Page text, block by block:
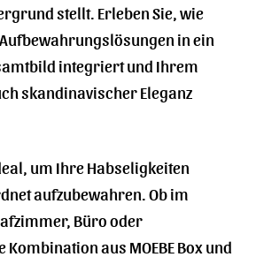
stellt. Erleben Sie, wie
in ein
integriert und Ihrem
skandinavischer Eleganz
um Ihre Habseligkeiten
aufzubewahren. Ob im
Büro oder
aus MOEBE Box und